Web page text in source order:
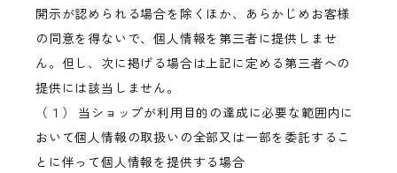
開示が認められる場合を除くほか、あらかじめお客様
の同意を得ないで、個人情報を第三者に提供しませ
ん。但し、次に掲げる場合は上記に定める第三者への
提供には該当しません。
（１） 当ショップが利用目的の達成に必要な範囲内に
おいて個人情報の取扱いの全部又は一部を委託するこ
とに伴って個人情報を提供する場合